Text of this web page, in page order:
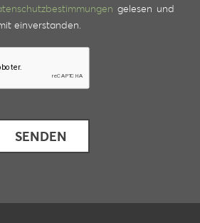
gelesen und
einverstanden.